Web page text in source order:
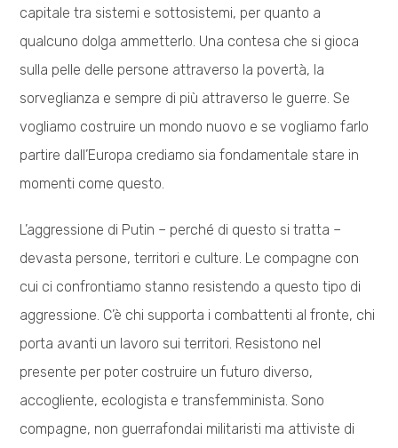
capitale tra sistemi e sottosistemi, per quanto a
qualcuno dolga ammetterlo. Una contesa che si gioca
sulla pelle delle persone attraverso la povertà, la
sorveglianza e sempre di più attraverso le guerre. Se
vogliamo costruire un mondo nuovo e se vogliamo farlo
partire dall’Europa crediamo sia fondamentale stare in
momenti come questo.
L’aggressione di Putin – perché di questo si tratta –
devasta persone, territori e culture. Le compagne con
cui ci confrontiamo stanno resistendo a questo tipo di
aggressione. C’è chi supporta i combattenti al fronte, chi
porta avanti un lavoro sui territori. Resistono nel
presente per poter costruire un futuro diverso,
accogliente, ecologista e transfemminista. Sono
compagne, non guerrafondai militaristi ma attiviste di